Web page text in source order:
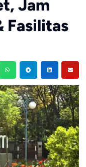
Jam
Fasilitas